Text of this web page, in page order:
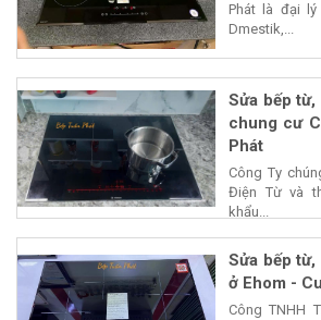
Phát là đại lý
Dmestik,...
Sửa bếp
chung cư
Phát
Công Ty
Điện Từ và
khẩu...
Sửa bếp
ở Ehom -
Công TNHH